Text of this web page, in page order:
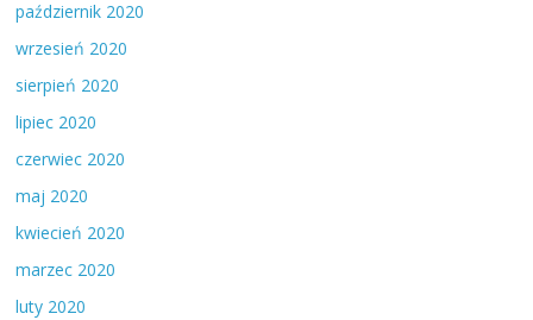
październik 2020
wrzesień 2020
sierpień 2020
lipiec 2020
czerwiec 2020
maj 2020
kwiecień 2020
marzec 2020
luty 2020